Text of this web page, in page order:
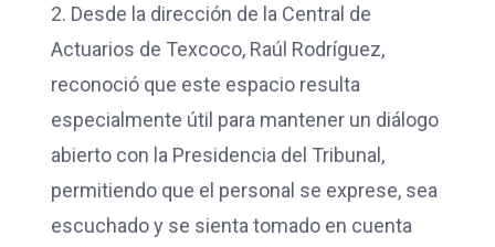
2. Desde la dirección de la Central de
Actuarios de Texcoco, Raúl Rodríguez,
reconoció que este espacio resulta
especialmente útil para mantener un diálogo
abierto con la Presidencia del Tribunal,
permitiendo que el personal se exprese, sea
escuchado y se sienta tomado en cuenta